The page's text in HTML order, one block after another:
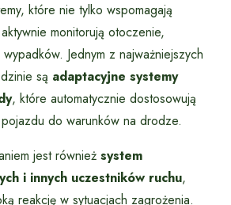
które nie tylko wspomagają
monitorują otoczenie,
Jednym z najważniejszych
są adaptacyjne systemy
, które automatycznie dostosowują
do warunków na drodze.
jest również system
i innych uczestników ruchu,
reakcję w sytuacjach zagrożenia.